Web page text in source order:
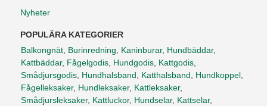
Nyheter
POPULÄRA KATEGORIER
Balkongnät, Burinredning, Kaninburar, Hundbäddar,
Kattbäddar, Fågelgodis, Hundgodis, Kattgodis,
Smådjursgodis, Hundhalsband, Katthalsband, Hundkoppel,
Fågelleksaker, Hundleksaker, Kattleksaker,
Smådjursleksaker, Kattluckor, Hundselar, Kattselar,